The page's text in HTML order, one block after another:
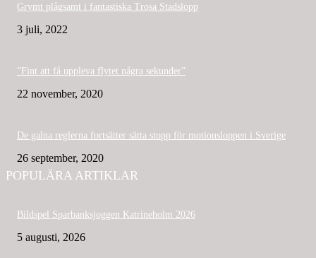
Grymt plågsamt i fantastiska Trosa Stadslopp
3 juli, 2022
”Fint att få uppleva flytet några sekunder”
22 november, 2020
De galna reglerna fortsätter sätta stopp för motionsloppen i Sverige
26 september, 2020
POPULÄRA ARTIKLAR
Bildspel Sparbanksjoggen Katrineholm 2026
5 augusti, 2026